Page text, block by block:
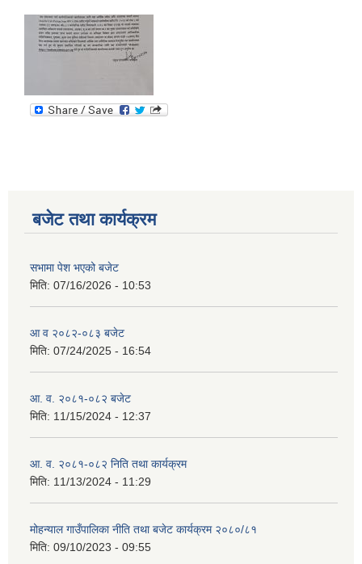
बजेट तथा कार्यक्रम
सभामा पेश भएको बजेट
मिति: 07/16/2026 - 10:53
आ व २०८२-०८३ बजेट
मिति: 07/24/2025 - 16:54
आ. व. २०८१-०८२ बजेट
मिति: 11/15/2024 - 12:37
आ. व. २०८१-०८२ निति तथा कार्यक्रम
मिति: 11/13/2024 - 11:29
मोहन्याल गाउँपालिका नीति तथा बजेट कार्यक्रम २०८०/८१
मिति: 09/10/2023 - 09:55